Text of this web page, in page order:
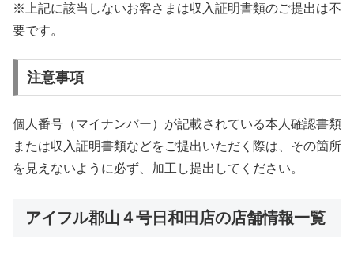
※上記に該当しないお客さまは収入証明書類のご提出は不
要です。
注意事項
個人番号（マイナンバー）が記載されている本人確認書類
または収入証明書類などをご提出いただく際は、その箇所
を見えないように必ず、加工し提出してください。
アイフル郡山４号日和田店の店舗情報一覧